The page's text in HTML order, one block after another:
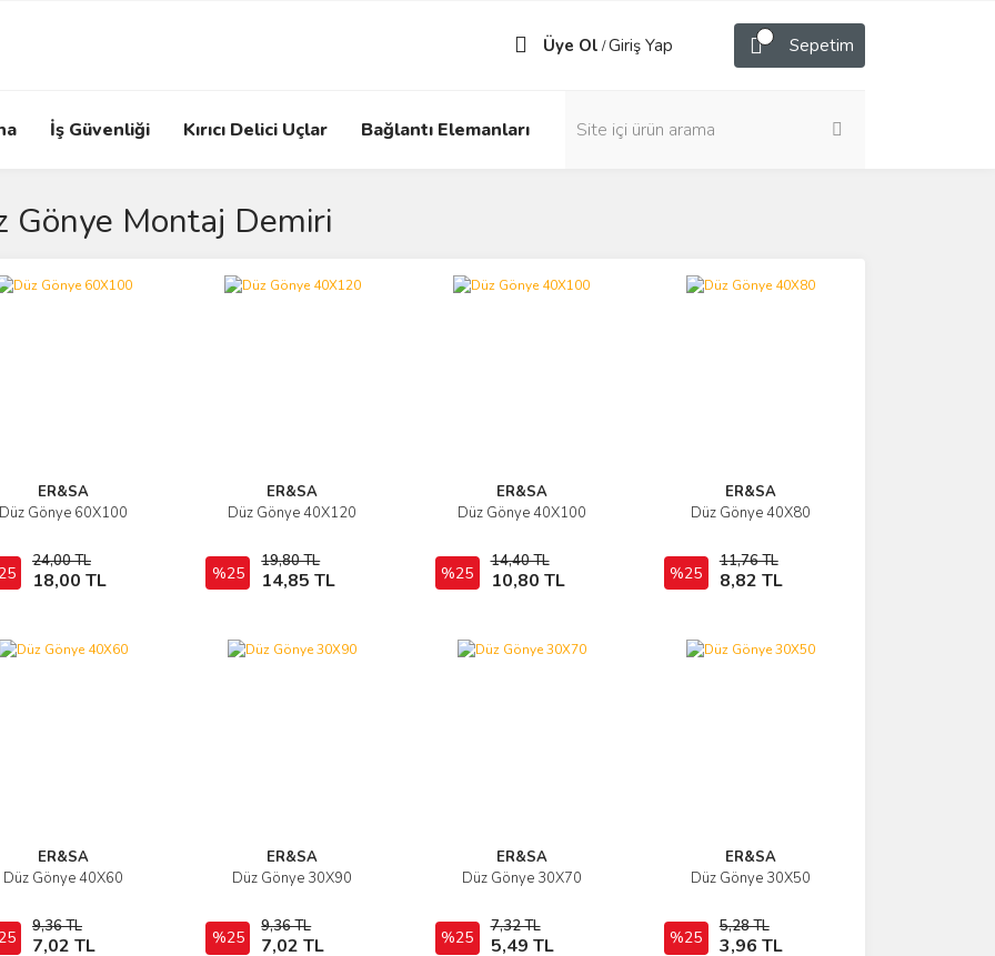
Üye Ol /Giriş Yap Sepetim
İş Güvenliği Kırıcı Delici Uçlar Bağlantı Elemanları
Gönye Montaj Demiri
ER&SA
Düz Gönye 60X100
24,00 TL
18,00 TL
İncele
Sepete Ekle
ER&SA
Düz Gönye 40X120
%25
19,80 TL
14,85 TL
İncele
Sepete Ekle
ER&SA
Düz Gönye 40X100
%25
14,40 TL
10,80 TL
İncele
Sepete Ekle
ER&SA
Düz Gönye 40X80
%25
11,76 TL
8,82 TL
İncele
Sepete Ekle
ER&SA
Düz Gönye 40X60
9,36 TL
7,02 TL
İncele
Sepete Ekle
ER&SA
Düz Gönye 30X90
%25
9,36 TL
7,02 TL
İncele
Sepete Ekle
ER&SA
Düz Gönye 30X70
%25
7,32 TL
5,49 TL
İncele
Sepete Ekle
ER&SA
Düz Gönye 30X50
%25
5,28 TL
3,96 TL
İncele
Sepete Ekle